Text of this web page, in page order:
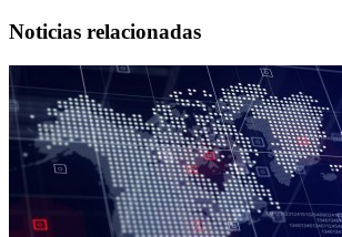
Noticias relacionadas